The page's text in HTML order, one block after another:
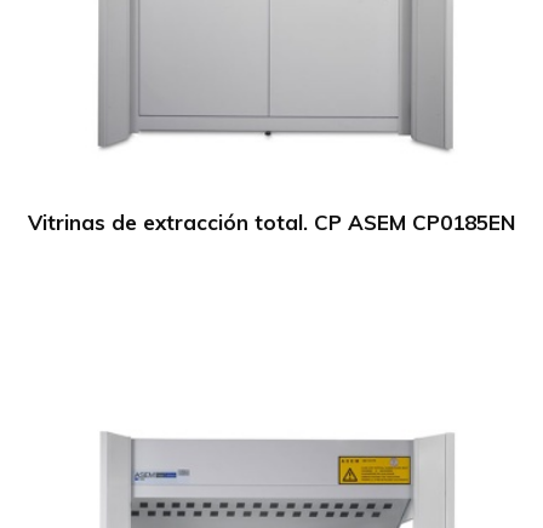
Vitrinas de extracción total. CP ASEM CP0185EN